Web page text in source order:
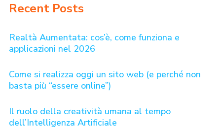
Recent Posts
Realtà Aumentata: cos’è, come funziona e
applicazioni nel 2026
Come si realizza oggi un sito web (e perché non
basta più “essere online”)
Il ruolo della creatività umana al tempo
dell’Intelligenza Artificiale